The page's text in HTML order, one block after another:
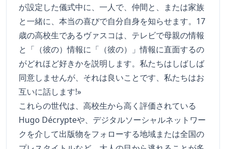
が設定した儀式中に、一人で、仲間と、または家族
と一緒に、本当の喜びで自分自身を知らせます。17
歳の高校生であるヴァスコは、テレビで母親の情報
と「（彼の）情報に「（彼の）」情報に直面するの
がどれほど好きかを説明します。私たちはしばしば
同意しませんが、それは良いことです、私たちはお
互いに話します!»
これらの世代は、高校生から高く評価されている
Hugo Décrypteや、デジタルソーシャルネットワー
クを介して出版物をフォローする地域または全国の